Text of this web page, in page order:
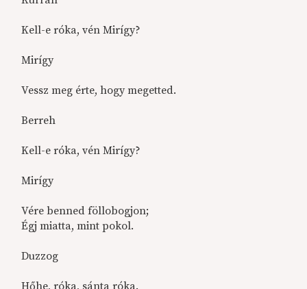
Kell-e róka, vén Mirígy?
Mirígy
Vessz meg érte, hogy megetted.
Berreh
Kell-e róka, vén Mirígy?
Mirígy
Vére benned föllobogjon;
Égj miatta, mint pokol.
Duzzog